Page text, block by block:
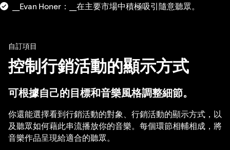
__Evan Honer：__在主要市場中積極吸引隨意聽眾。
自訂項目
控制行銷活動的顯示方式
可根據自己的目標和音樂風格調整細節。
你還能選擇看到行銷活動的對象、行銷活動的顯示方式，以
及聽眾如何藉此串流播放你的音樂。每個環節相輔相成，將
音樂作品呈現給適合的聽眾。